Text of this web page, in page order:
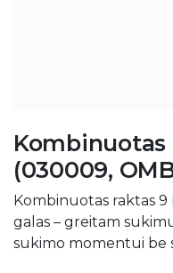
(030009,
Kombinuotas raktas
galas – greitam
sukimo momentui be